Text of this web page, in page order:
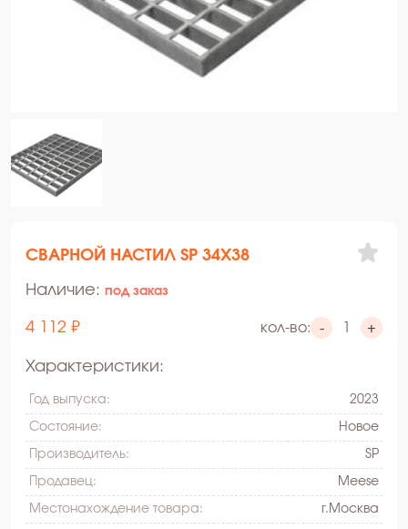
СВАРНОЙ НАСТИЛ SР 34Х38
Наличие: под заказ
4 112 ₽ кол-во: - +
Характеристики:
Год выпуска: 2023
Состояние: Hовое
Производитель: SР
Продавец: Meese
Местонахождение товара: г.Москва